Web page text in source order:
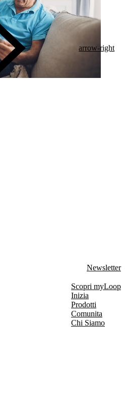
arrow-right
Newsletter
Scopri myLoop
Inizia
Prodotti
Comunita
Chi Siamo